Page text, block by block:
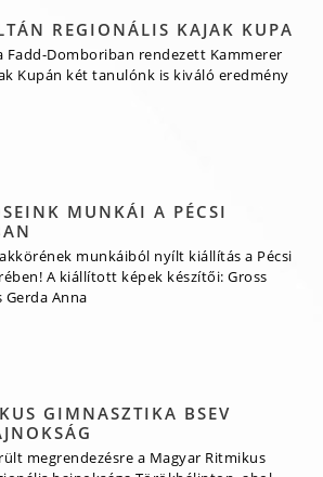
REGIONÁLIS KAJAK KUPA
Fadd-Domboriban rendezett Kammerer
Kupán két tanulónk is kiváló eredmény
MUNKÁI A PÉCSI
munkáiból nyílt kiállítás a Pécsi
A kiállított képek készítői: Gross
Anna
GIMNASZTIKA BSEV
megrendezésre a Magyar Ritmikus